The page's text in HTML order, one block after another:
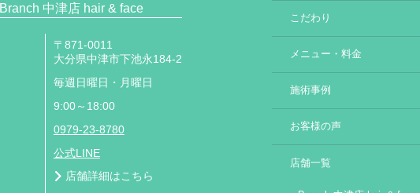
Branch 中津店 hair & face
〒871-0011
大分県中津市下池永184-2
毎週日曜日・月曜日
9:00～18:00
0979-23-8780
公式LINE
店舗詳細はこちら
こだわり
メニュー・料金
施術事例
お客様の声
店舗一覧